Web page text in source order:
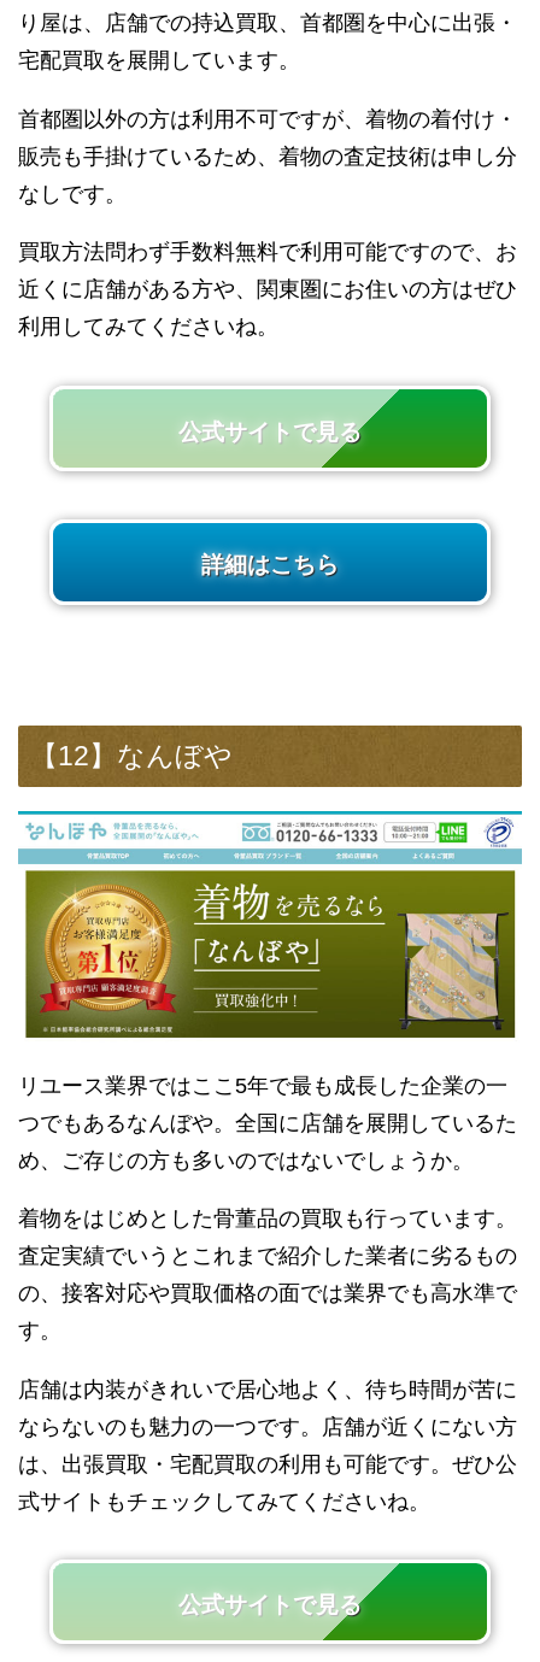
り屋は、店舗での持込買取、首都圏を中心に出張・
宅配買取を展開しています。
首都圏以外の方は利用不可ですが、着物の着付け・
販売も手掛けているため、着物の査定技術は申し分
なしです。
買取方法問わず手数料無料で利用可能ですので、お
近くに店舗がある方や、関東圏にお住いの方はぜひ
利用してみてくださいね。
公式サイトで見る
詳細はこちら
【12】なんぼや
リユース業界ではここ5年で最も成長した企業の一
つでもあるなんぼや。全国に店舗を展開しているた
め、ご存じの方も多いのではないでしょうか。
着物をはじめとした骨董品の買取も行っています。
査定実績でいうとこれまで紹介した業者に劣るもの
の、接客対応や買取価格の面では業界でも高水準で
す。
店舗は内装がきれいで居心地よく、待ち時間が苦に
ならないのも魅力の一つです。店舗が近くにない方
は、出張買取・宅配買取の利用も可能です。ぜひ公
式サイトもチェックしてみてくださいね。
公式サイトで見る